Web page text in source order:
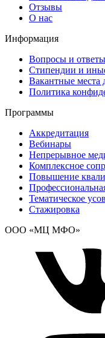
Отзывы
О нас
Информация
Вопросы и ответы
Стипендии и
Вакантные места
Политика
Программы
Аккредитация
Вебинары
Непрерывное
Комплексное
Повышение
Тематическое
Стажировка
ООО «МЦ МФО»